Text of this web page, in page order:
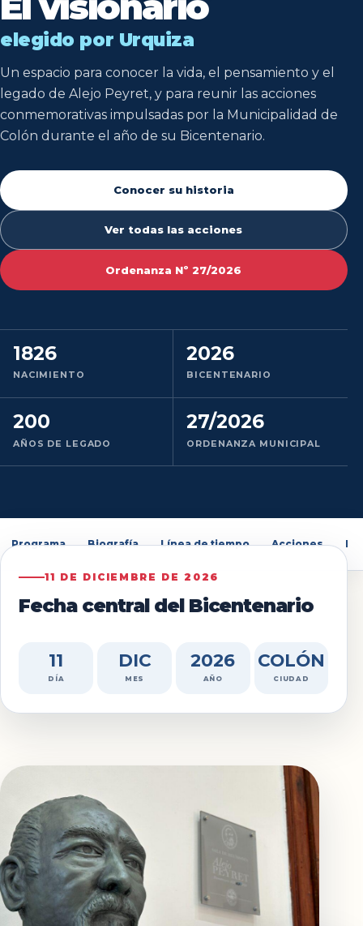
elegido por Urquiza
Un espacio para conocer la vida, el pensamiento y el
legado de Alejo Peyret, y para reunir las acciones
conmemorativas impulsadas por la Municipalidad de
Colón durante el año de su Bicentenario.
Conocer su historia
Ver todas las acciones
Ordenanza Nº 27/2026
1826
NACIMIENTO
2026
BICENTENARIO
200
AÑOS DE LEGADO
27/2026
ORDENANZA MUNICIPAL
Programa Biografía Línea de tiempo Acciones
11 DE DICIEMBRE DE 2026
Fecha central del Bicentenario
11
DÍA
DIC
MES
2026
AÑO
COLÓN
CIUDAD